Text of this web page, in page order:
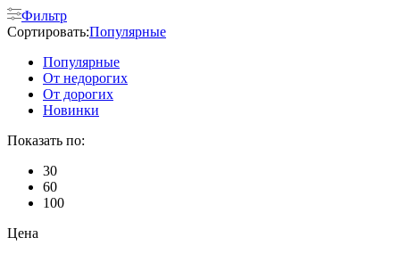
Фильтр
Сортировать:Популярные
Популярные
От недорогих
От дорогих
Новинки
Показать по:
30
60
100
Цена